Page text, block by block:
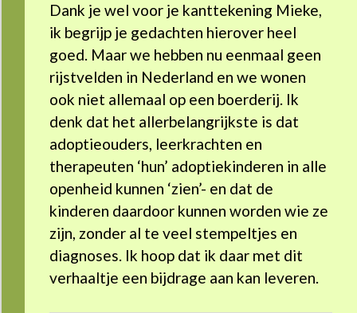
Dank je wel voor je kanttekening Mieke,
ik begrijp je gedachten hierover heel
goed. Maar we hebben nu eenmaal geen
rijstvelden in Nederland en we wonen
ook niet allemaal op een boerderij. Ik
denk dat het allerbelangrijkste is dat
adoptieouders, leerkrachten en
therapeuten ‘hun’ adoptiekinderen in alle
openheid kunnen ‘zien’- en dat de
kinderen daardoor kunnen worden wie ze
zijn, zonder al te veel stempeltjes en
diagnoses. Ik hoop dat ik daar met dit
verhaaltje een bijdrage aan kan leveren.